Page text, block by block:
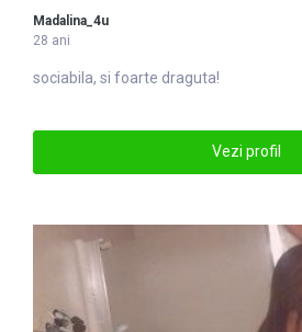
Madalina_4u
28 ani
sociabila, si foarte draguta!
Vezi profil